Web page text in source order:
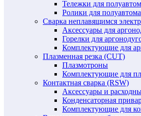
Тележки для
Ролики для
Сварка неплавящимся
Аксессуары для
Горелки для
Комплектующие для
Плазменная резка (CUT)
Плазмотроны
Комплектующие для
Контактная сварка (RSW)
Аксессуары и
Конденсаторная
Комплектующие для